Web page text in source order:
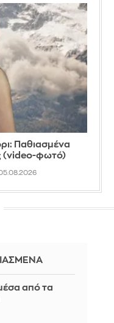
Παθιασμένα
(video-φωτό)
από τα